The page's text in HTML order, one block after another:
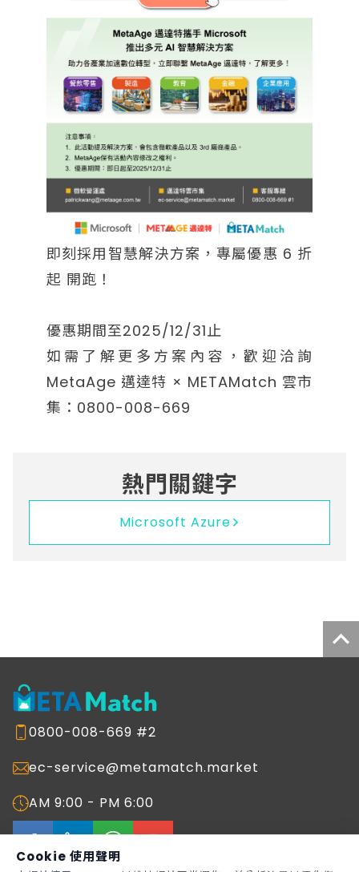
即刻採用智慧解決方案，專屬優惠 6 折
起 開跑！
優惠期間至2025/12/31止
如需了解更多方案內容，歡迎洽詢
MetaAge 邁達特 × METAMatch 雲市
集：0800-008-669
熱門關鍵字
Microsoft Azure
0800-008-669 #2
ec-service@metamatch.market
AM 9:00 - PM 6:00
Cookie 使用聲明